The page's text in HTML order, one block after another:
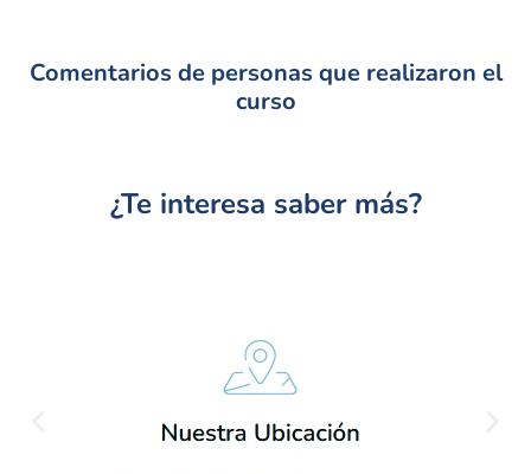
Comentarios de personas que realizaron el
curso
¿Te interesa saber más?